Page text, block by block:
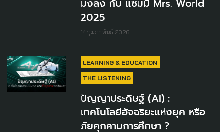
มงลง กับ แซมมี่ Mrs. World
2025
14 กุมภาพันธ์ 2026
LEARNING & EDUCATION
THE LISTENING
ปัญญาประดิษฐ์ (AI) :
เทคโนโลยีอัจฉริยะแห่งยุค หรือ
ภัยคุกคามการศึกษา ?